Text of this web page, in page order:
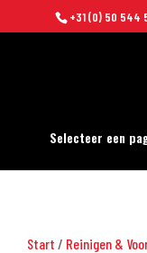
+31 (0) 50 544
Selecteer een
Start / Reinigen &